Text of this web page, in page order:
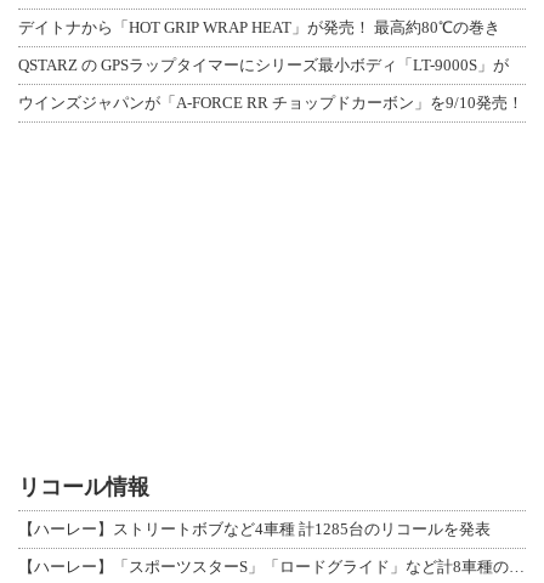
デイトナから「HOT GRIP WRAP HEAT」が発売！ 最高約80℃の巻き
QSTARZ の GPSラップタイマーにシリーズ最小ボディ「LT-9000S」が
ウインズジャパンが「A-FORCE RR チョップドカーボン」を9/10発売！
リコール情報
【ハーレー】ストリートボブなど4車種 計1285台のリコールを発表
【ハーレー】「スポーツスターS」「ロードグライド」など計8車種のリコールを発表